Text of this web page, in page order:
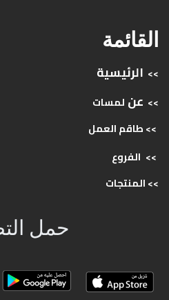
القائمة
>> الرئيسية
>> عن لمسات
>> طاقمالعمل
>> الفروع
>>المنتجات
حمل